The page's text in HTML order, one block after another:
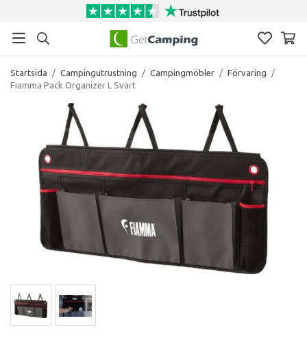
Startsida / Campingutrustning / Campingmöbler / Förvaring
/
Fiamma Pack Organizer L Svart